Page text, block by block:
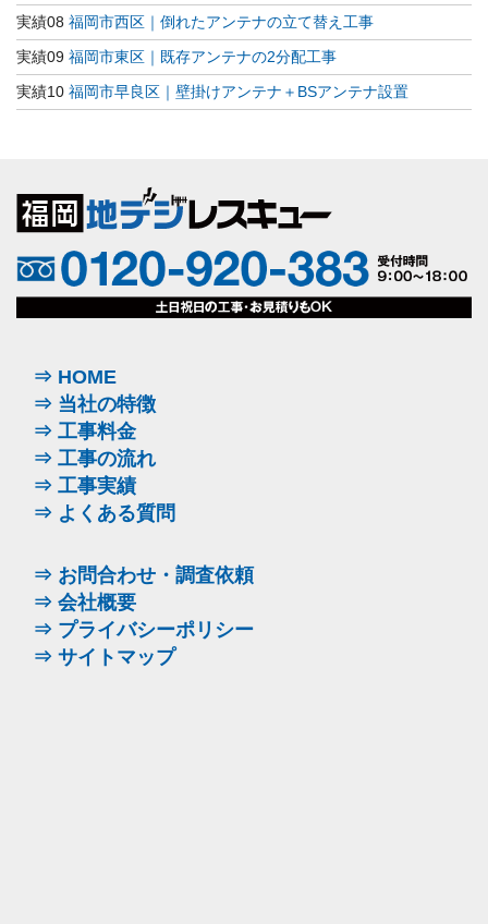
実績08 福岡市西区｜倒れたアンテナの立て替え工事
実績09 福岡市東区｜既存アンテナの2分配工事
実績10 福岡市早良区｜壁掛けアンテナ＋BSアンテナ設置
⇒ HOME
⇒ 当社の特徴
⇒ 工事料金
⇒ 工事の流れ
⇒ 工事実績
⇒ よくある質問
⇒ お問合わせ・調査依頼
⇒ 会社概要
⇒ プライバシーポリシー
⇒ サイトマップ